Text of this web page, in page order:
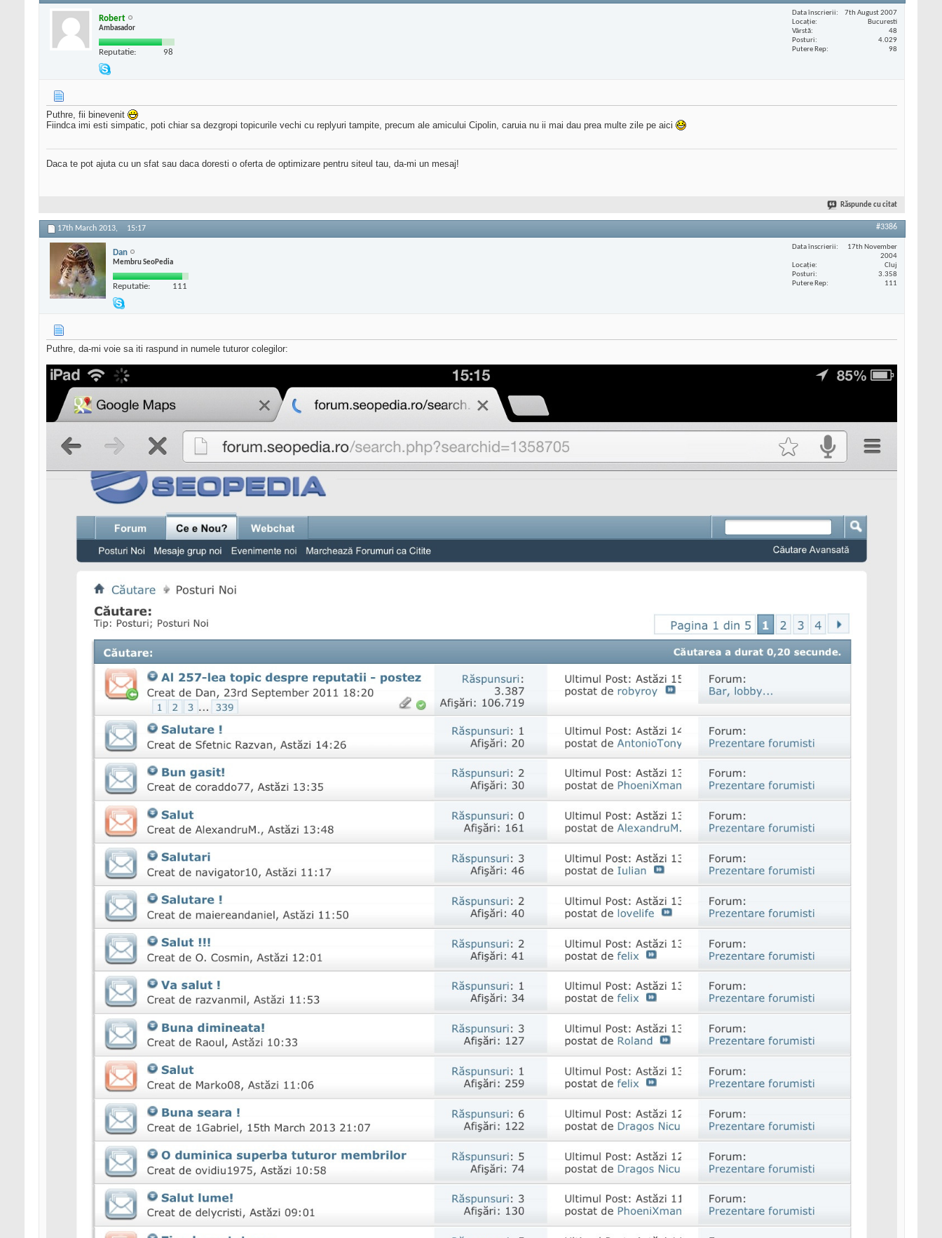
Robert
Ambasador
Reputatie: 98
Data înscrierii
7th August 2007
Locaţie
Bucuresti
Vârstă
48
Posturi
4.029
Putere Rep
98
Puthre, fii binevenit
Fiindca imi esti simpatic, poti chiar sa dezgropi topicurile vechi cu replyuri tampite, precum ale amicului Cipolin, caruia nu ii mai dau prea multe zile pe aici
Daca te pot ajuta cu un sfat sau daca doresti o oferta de optimizare pentru siteul tau, da-mi un mesaj!
Răspunde cu citat
17th March 2013, 15:17 #3386
Dan
Membru SeoPedia
Reputatie: 111
Data înscrierii
17th November
2004
Locaţie
Cluj
Posturi
3.358
Putere Rep
111
Puthre, da-mi voie sa iti raspund in numele tuturor colegilor: